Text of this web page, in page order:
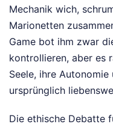
Mechanik wich,
Marionetten
Game bot ihm zwar
kontrollieren, aber es
Seele, ihre
ursprünglich
Die ethische Debatte